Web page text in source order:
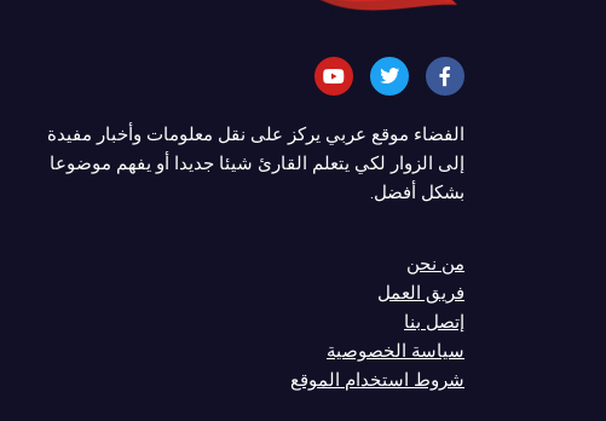
الفضاء موقع عربي يركز على نقل معلومات وأخبار مفيدة
إلى الزوار لكي يتعلم القارئ شيئا جديدا أو يفهم موضوعا
بشكل أفضل.
من نحن
فريق العمل
إتصل بنا
سياسة الخصوصية
شروط استخدام الموقع